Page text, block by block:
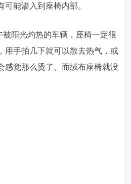
能渗入到座椅内部。
阳光灼热的车辆，座椅一定很
用手拍几下就可以散去热气，或
感觉那么烫了。而绒布座椅就没